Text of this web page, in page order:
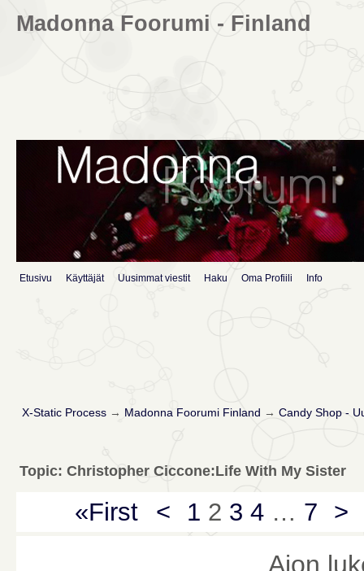
Madonna Foorumi - Finland
Etusivu Käyttäjät Uusimmat viestit Haku Oma Profiili Info
X-Static Process→ Madonna Foorumi Finland → Candy Shop -
Topic: Christopher Ciccone:Life With My Sister
«First < 1 2 3 4… 7 >
Aion